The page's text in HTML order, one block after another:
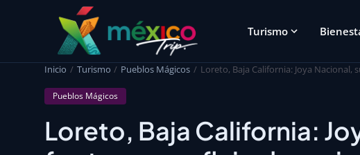
Turismo
Inicio Turismo Pueblos Mágicos Loreto, Baja California: Joya
Pueblos Mágicos
Loreto, Baja California: